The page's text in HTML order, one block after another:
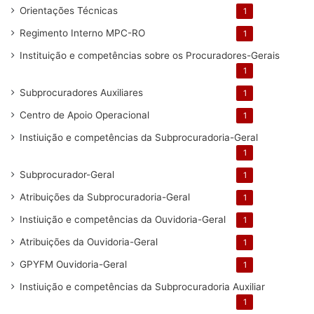
Orientações Técnicas 1
Regimento Interno MPC-RO 1
Instituição e competências sobre os Procuradores-Gerais
1
Subprocuradores Auxiliares 1
Centro de Apoio Operacional 1
Instiuição e competências da Subprocuradoria-Geral
1
Subprocurador-Geral 1
Atribuições da Subprocuradoria-Geral 1
Instiuição e competências da Ouvidoria-Geral 1
Atribuições da Ouvidoria-Geral 1
GPYFM Ouvidoria-Geral 1
Instiuição e competências da Subprocuradoria Auxiliar
1